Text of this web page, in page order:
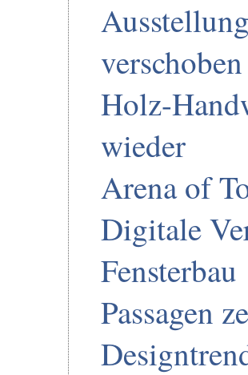
Holz-
wieder
Arena of
Digitale
Fensterbau
Passagen